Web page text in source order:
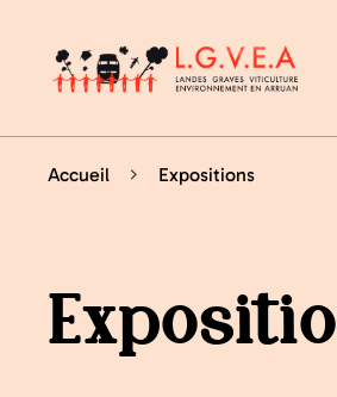
Accueil Expositions